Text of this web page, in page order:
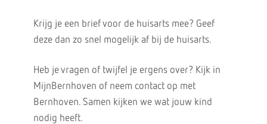
Krijg je een brief voor de huisarts mee? Geef
deze dan zo snel mogelijk af bij de huisarts.
Heb je vragen of twijfel je ergens over? Kijk in
MijnBernhoven of neem contact op met
Bernhoven. Samen kijken we wat jouw kind
nodig heeft.